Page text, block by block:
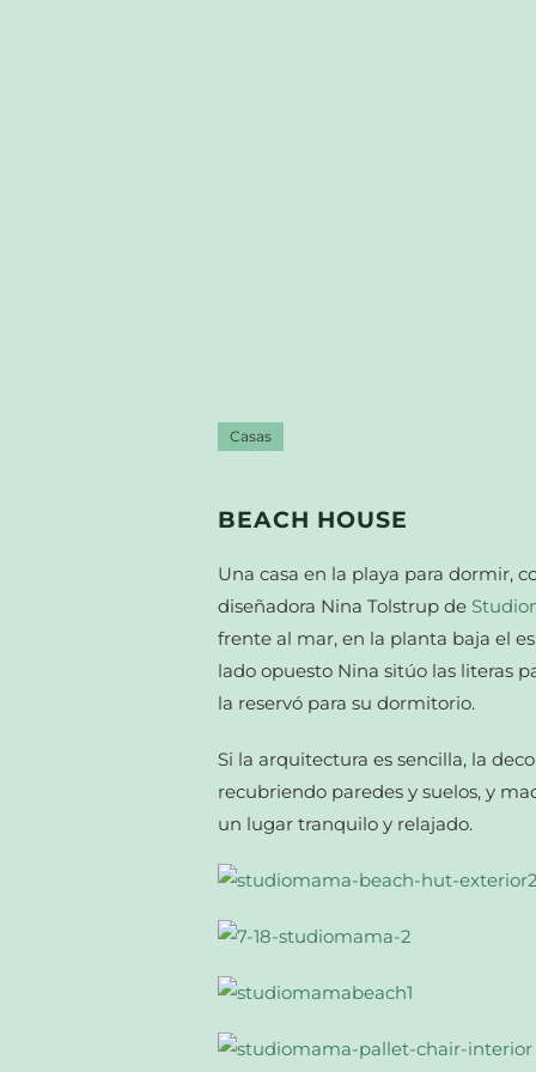
Casas
BEACH HOUSE
Una casa en la playa para dormir,
diseñadora Nina Tolstrup de
frente al mar, en la planta baja el
lado opuesto Nina sitúo las literas
la reservó para su dormitorio.
Si la arquitectura es sencilla, la
recubriendo paredes y suelos, y
un lugar tranquilo y relajado.